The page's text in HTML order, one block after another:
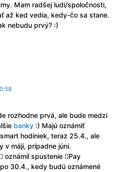
Mam radšej ludi/spoločnosti,
až ked vedia, kedy-čo sa stane.
nebudu prvý? :)
rozhodne prvá, ale bude medzi
banky :) Majú oznámiť
hodiniek, teraz 25.4., ale
v máji, prípadne júni.
oznámil spustenie Pay
30.4., kedy budú oznámené